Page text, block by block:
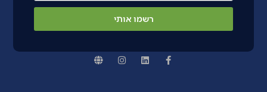
רשמו אותי